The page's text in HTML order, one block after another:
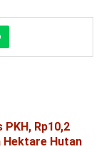
Rp10,2
Hektare Hutan